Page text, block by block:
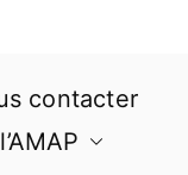
contacter